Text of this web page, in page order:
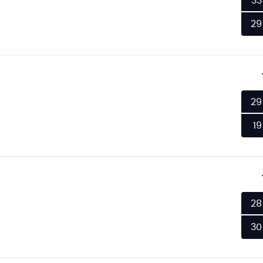
29
29
19
28
30